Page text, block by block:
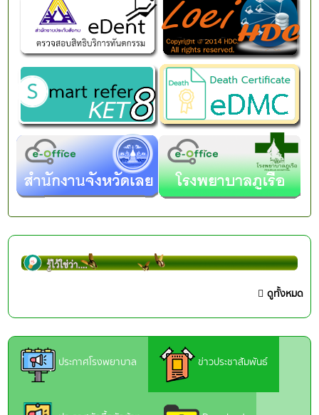
ดูทั้งหมด
ประกาศโรงพยาบาล ข่าวประชาสัมพันธ์